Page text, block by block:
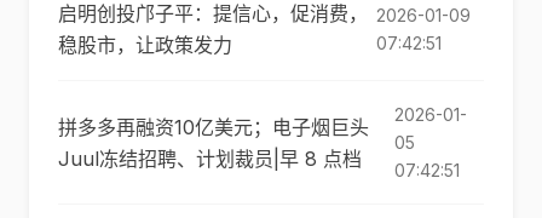
启明创投邝子平：提信心，促消费，
稳股市，让政策发力
2026-01-09
07:42:51
拼多多再融资10亿美元；电子烟巨头
Juul冻结招聘、计划裁员|早 8 点档
2026-01-
05
07:42:51